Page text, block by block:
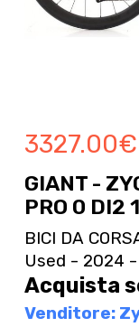
3327.00€
GIANT -
PRO 0 DI2
BICI DA
Used - 2024 -
Acquista
Venditore: